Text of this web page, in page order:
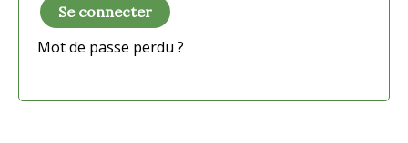
Se connecter
Mot de passe perdu ?